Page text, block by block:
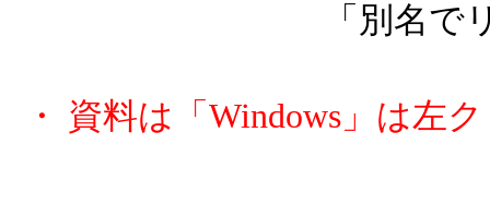
「別名で
・ 資料は「Windows」は左